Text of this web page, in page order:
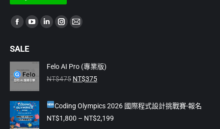
Find us on:
Facebook
opens
new
window
YouTube
new
window
Linkedin
in
new
Instagram
in
new
Mail
in
new
SALE
Felo AI Pro (專業版)
NT$475 原
格：
NT$475。
NT$375目
格：
NT$375。
Coding Olympics 2026 國際程式設計挑戰賽-報名
NT$1,800 – NT$2,199